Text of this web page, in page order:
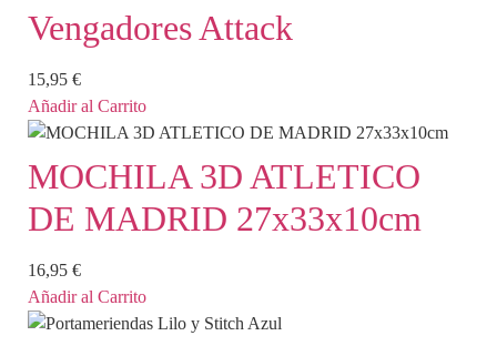
Vengadores Attack
15,95 €
Añadir al Carrito
MOCHILA 3D ATLETICO
DE MADRID 27x33x10cm
16,95 €
Añadir al Carrito